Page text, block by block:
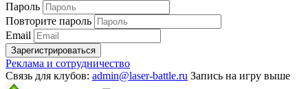
Пароль
Повторите пароль
Email
Зарегистрироваться
Реклама и сотрудничество
Связь для клубов: admin@laser-battle.ru Запись на игру выше